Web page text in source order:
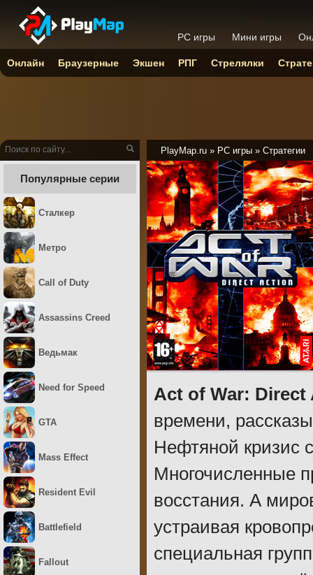
PlayMap.ru » PC игры » Стратегии
Act of War: Direct
времени,
Нефтяной кризис
Многочисленные
восстания. А
устраивая
специальная
Популярные серии
Сталкер
Метро
Call of Duty
Assassins Creed
Ведьмак
Need for Speed
GTA
Mass Effect
Resident Evil
Battlefield
Fallout
PC игры Мини игры
Онлайн Браузерные Экшен РПГ Стрелялки